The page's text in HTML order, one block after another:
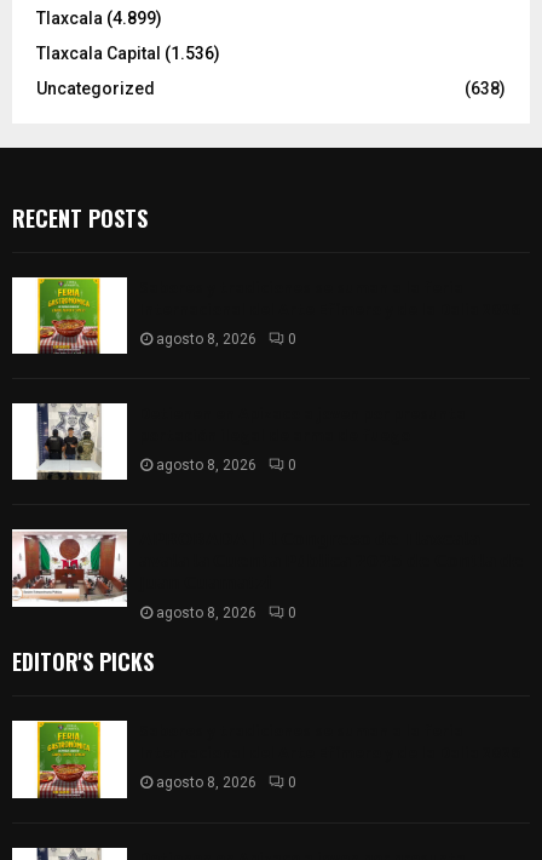
Tlaxcala (4.899)
Tlaxcala Capital (1.536)
Uncategorized
(638)
RECENT POSTS
agosto 8, 2026 0
agosto 8, 2026 0
agosto 8, 2026 0
EDITOR'S PICKS
agosto 8, 2026 0